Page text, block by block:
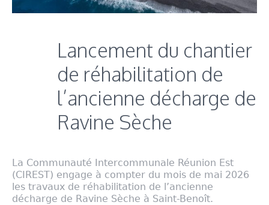
Lancement du chantier
de réhabilitation de
l’ancienne décharge de
Ravine Sèche
La Communauté Intercommunale Réunion Est
(CIREST) engage à compter du mois de mai 2026
les travaux de réhabilitation de l’ancienne
décharge de Ravine Sèche à Saint-Benoît.